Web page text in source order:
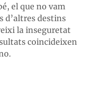
el que no vam
d’altres destins
la inseguretat
coincideixen